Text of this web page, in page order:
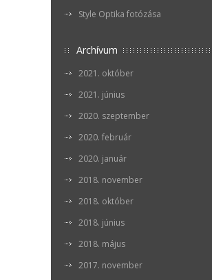
Style Optika fotózása
Archívum
2021. október
2021. június
2020. szeptember
2020. február
2020. január
2018. november
2018. október
2018. június
2018. május
2017. november